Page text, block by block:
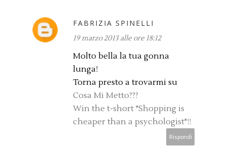
FABRIZIA SPINELLI
19 marzo 2013 alle ore 18:12
Molto bella la tua gonna
lunga!
Torna presto a trovarmi su
Cosa Mi Metto???
Win the t-short "Shopping is
cheaper than a psychologist"!!
Rispondi